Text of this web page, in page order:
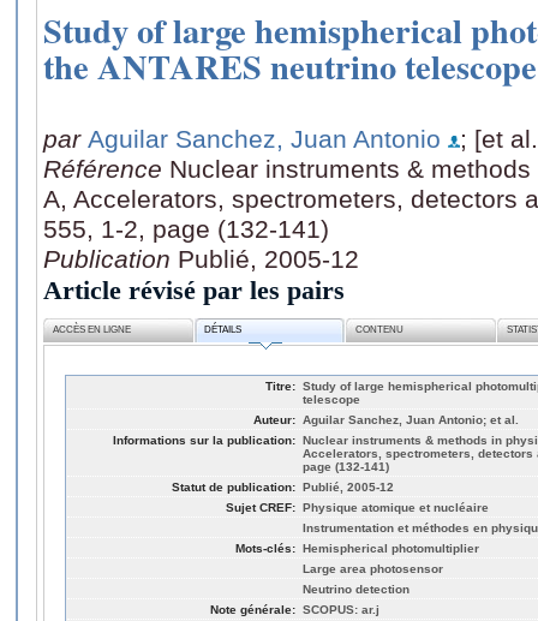
Study of large hemispherical
the ANTARES neutrino telescope
par Aguilar Sanchez, Juan Antonio
; [et
Référence Nuclear instruments &
A, Accelerators, spectrometers, detectors
555, 1-2, page (132-141)
Publication Publié, 2005-12
Article révisé par les pairs
ACCÈS EN LIGNE DÉTAILS CONTENU
Titre: Study of large hemispherical
telescope
Auteur: Aguilar Sanchez, Juan Antonio; et al.
Informations sur la publication: Nuclear instruments & methods in
Accelerators, spectrometers, detectors
page (132-141)
Statut de publication: Publié, 2005-12
Sujet CREF: Physique atomique et nucléaire
Instrumentation et méthodes en
Mots-clés: Hemispherical photomultiplier
Large area photosensor
Neutrino detection
Note générale: SCOPUS: ar.j